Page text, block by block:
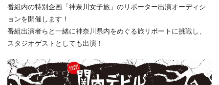
番組内の特別企画「神奈川女子旅」のリポーター出演オーディシ
ョンを開催します！
番組出演者らと一緒に神奈川県内をめぐる旅リポートに挑戦し、
スタジオゲストとしても出演！